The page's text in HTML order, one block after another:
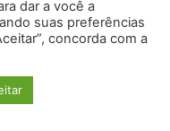
do condomínio.
da vaga
dar a você a
suas preferências
concorda com a